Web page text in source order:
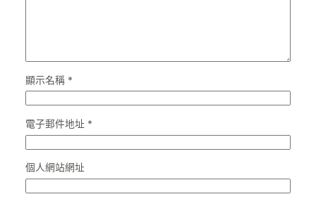
顯示名稱 *
電子郵件地址 *
個人網站網址